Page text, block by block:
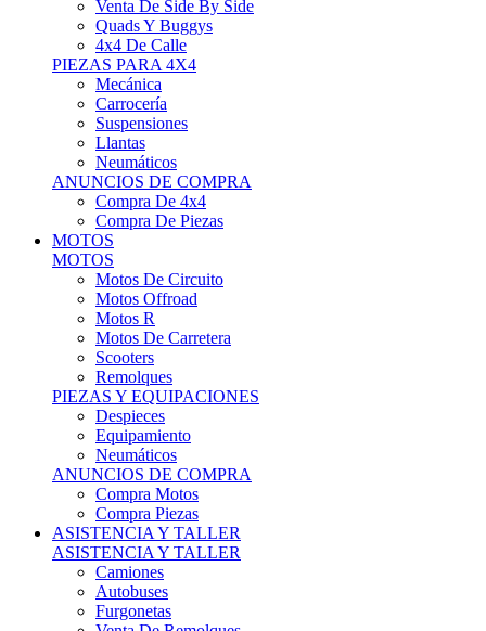
Motos R
Motos De Carretera
Scooters
Remolques
PIEZAS Y EQUIPACIONES
Despieces
Equipamiento
Neumáticos
ANUNCIOS DE COMPRA
Compra Motos
Compra Piezas
ASISTENCIA Y TALLER
ASISTENCIA Y TALLER
Camiones
Autobuses
Furgonetas
Venta De Remolques
Alquiler De Remolques O Furgones
Carpas
Herramientas
ANUNCIOS DE COMPRA
Compra De Vehículos
Compra De Herramientas
COCHES DE CALLE
VENTA COCHES DE CALLE.
COMPRA COCHES
SINIESTROS DE COCHES
EL BAÚL DE LOS RECUERDOS
FOROS DE OPINIÓN
FORO GENERAL
WRC